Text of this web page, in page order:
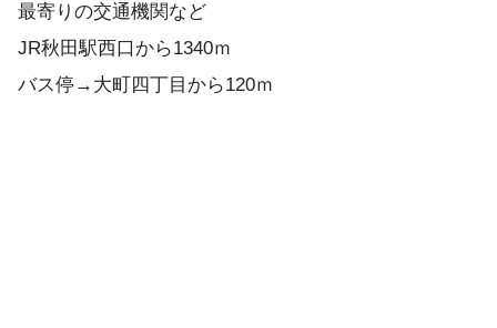
最寄りの交通機関など
JR秋田駅西口から1340ｍ
バス停→大町四丁目から120ｍ